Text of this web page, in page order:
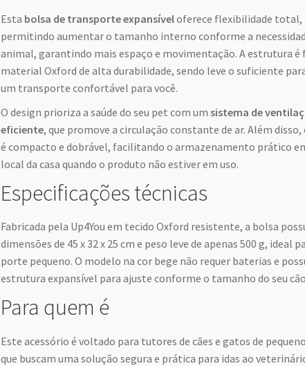
Esta bolsa de transporte expansíveloferece flexibilidade total,
permitindo aumentar o tamanho interno conforme a
animal, garantindo mais espaço e movimentação. A estrutura é
material Oxford de alta durabilidade, sendo leve o suficiente
um transporte confortável para você.
O design prioriza a saúde do seu pet com umsistema de
eficiente, que promove a circulação constante de ar. Além
é compacto e dobrável, facilitando o armazenamento prático
local da casa quando o produto não estiver em uso.
Especificações técnicas
Fabricada pela Up4You em tecido Oxford resistente, a bolsa
dimensões de 45 x 32 x 25 cm e peso leve de apenas 500 g, ideal
porte pequeno. O modelo na cor bege não requer baterias e
estrutura expansível para ajuste conforme o tamanho do seu
Para quem é
Este acessório é voltado para tutores de cães e gatos de
que buscam uma solução segura e prática para idas ao